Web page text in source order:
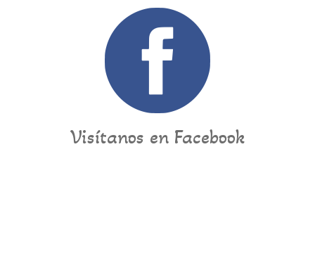
Visítanos en Facebook